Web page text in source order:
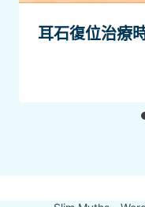
耳石復位治療